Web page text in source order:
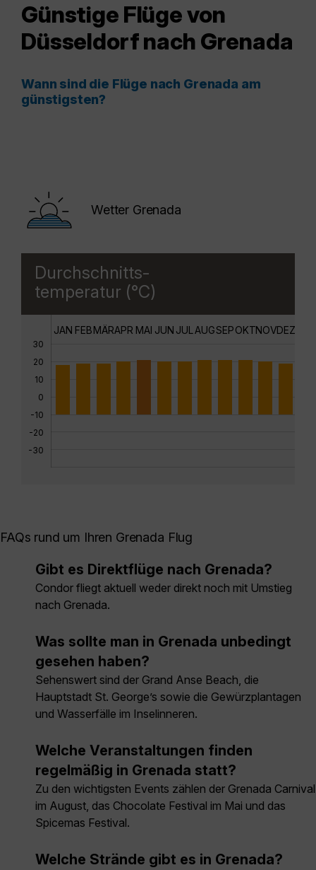
Günstige Flüge von
Düsseldorf nach Grenada
Wann sind die Flüge nach Grenada am
günstigsten?
Wetter Grenada
Durchschnitts-
temperatur (°C)
30
20
10
0
-10
-20
-30
JAN FEBMÄRAPR MAI JUN JUL AUGSEPOKTNOVDEZ
FAQs rund um Ihren Grenada Flug
Gibt es Direktflüge nach Grenada?
Condor fliegt aktuell weder direkt noch mit Umstieg
nach Grenada.
Was sollte man in Grenada unbedingt
gesehen haben?
Sehenswert sind der Grand Anse Beach, die
Hauptstadt St. George’s sowie die Gewürzplantagen
und Wasserfälle im Inselinneren.
Welche Veranstaltungen finden
regelmäßig in Grenada statt?
Zu den wichtigsten Events zählen der Grenada Carnival
im August, das Chocolate Festival im Mai und das
Spicemas Festival.
Welche Strände gibt es in Grenada?